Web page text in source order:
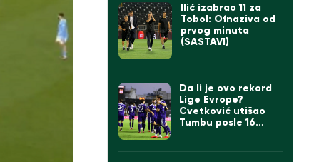
Ilić izabrao 11 za
Tobol: Ofnaziva od
prvog minuta
(SASTAVI)
Da li je ovo rekord
Lige Evrope?
Cvetković utišao
Tumbu posle 16